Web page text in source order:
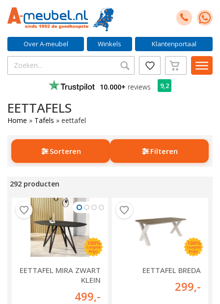
Over A-meubel Winkels Klantenportaal
10.000+ reviews 9,2
EETTAFELS
Home » Tafels » eettafel
Sorteren Filteren
292 producten
EETTAFEL MIRA ZWART
KLEIN
499,-
EETTAFEL BREDA
299,-